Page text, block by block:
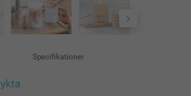
Specifikationer